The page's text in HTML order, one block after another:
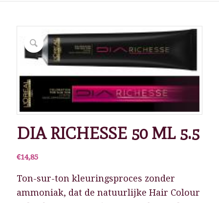
DIA RICHESSE 50 ML 5.5
€14,85
Ton-sur-ton kleuringsproces zonder
ammoniak, dat de natuurlijke Hair Colour